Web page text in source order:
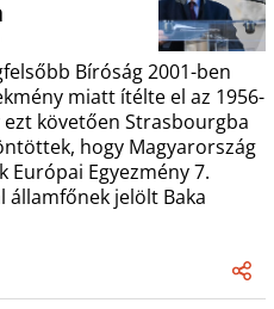
Bíróság 2001-ben
miatt ítélte el az 1956-
követően Strasbourgba
hogy Magyarország
Európai Egyezmény 7.
államfőnek jelölt Baka